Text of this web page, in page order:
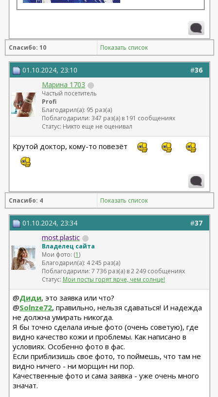
Спасибо: 10 Показать список
#36
01.10.2024, 23:10
Марина 1703
Частый посетитель
Profi
Благодарил(а): 95 раз(а)
Поблагодарили: 347 раз(а) в 191 сообщениях
Статус: Никто еще не оценивал
Крутой доктор, кому-то повезёт
Спасибо: 4 Показать список
#37
01.10.2024, 23:34
most.plastic
Владелец сайта
Мои фото: (1)
Благодарил(а): 4 245 раз(а)
Поблагодарили: 7 736 раз(а) в 2 249 сообщениях
Статус: Мои посты горят ярче, чем солнце!
@Диди, это заявка или что?
@Solnze72, правильно, нельзя сдаваться! И надежда
не должна умирать никогда.
Я бы точно сделала иные фото (очень советую), где
видно качество кожи и проблемы. Как написано в
условиях. Особенно фото в фас.
Если приблизишь свое фото, то поймешь, что там не
видно ничего - ни морщин ни пор.
Качественные фото и сама заявка - уже очень много
значат.